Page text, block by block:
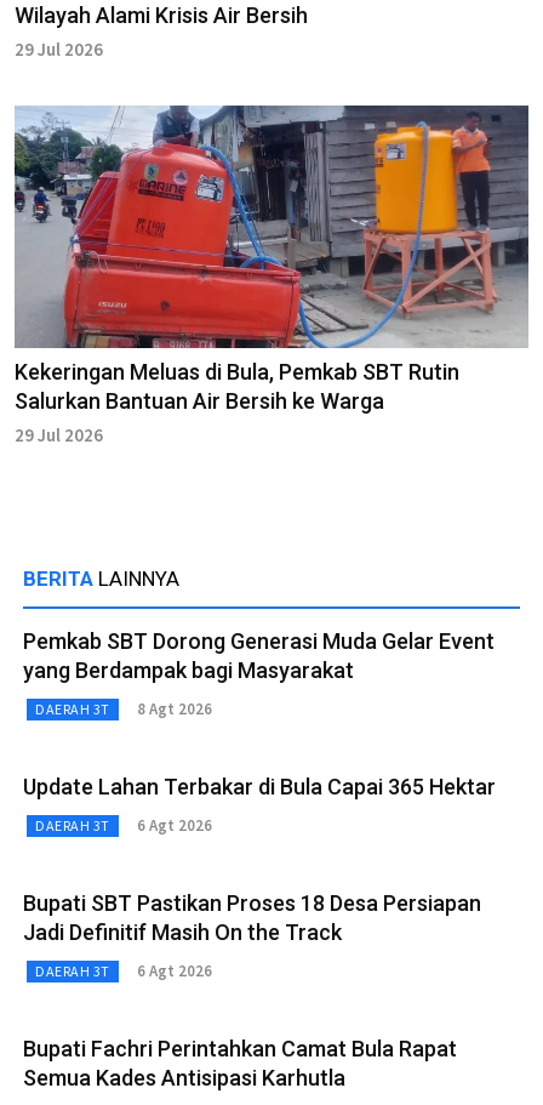
Wilayah Alami Krisis Air Bersih
29 Jul 2026
Kekeringan Meluas di Bula, Pemkab SBT Rutin
Salurkan Bantuan Air Bersih ke Warga
29 Jul 2026
BERITA LAINNYA
Pemkab SBT Dorong Generasi Muda Gelar Event
yang Berdampak bagi Masyarakat
DAERAH 3T 8 Agt 2026
Update Lahan Terbakar di Bula Capai 365 Hektar
DAERAH 3T 6 Agt 2026
Bupati SBT Pastikan Proses 18 Desa Persiapan
Jadi Definitif Masih On the Track
DAERAH 3T 6 Agt 2026
Bupati Fachri Perintahkan Camat Bula Rapat
Semua Kades Antisipasi Karhutla